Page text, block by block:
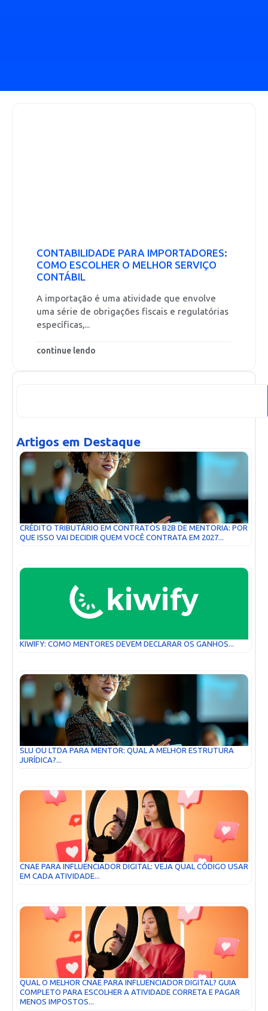
CONTABILIDADE PARA IMPORTADORES:
COMO ESCOLHER O MELHOR SERVIÇO
CONTÁBIL
A importação é uma atividade que envolve
uma série de obrigações fiscais e regulatórias
específicas,...
continue lendo
Artigos em Destaque
CRÉDITO TRIBUTÁRIO EM CONTRATOS B2B DE MENTORIA: POR
QUE ISSO VAI DECIDIR QUEM VOCÊ CONTRATA EM 2027...
KIWIFY: COMO MENTORES DEVEM DECLARAR OS GANHOS...
SLU OU LTDA PARA MENTOR: QUAL A MELHOR ESTRUTURA
JURÍDICA?...
CNAE PARA INFLUENCIADOR DIGITAL: VEJA QUAL CÓDIGO USAR
EM CADA ATIVIDADE...
QUAL O MELHOR CNAE PARA INFLUENCIADOR DIGITAL? GUIA
COMPLETO PARA ESCOLHER A ATIVIDADE CORRETA E PAGAR
MENOS IMPOSTOS...